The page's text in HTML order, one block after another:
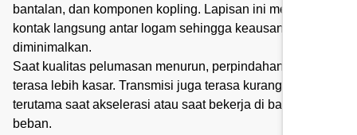
bantalan, dan komponen kopling. Lapisan ini mencegah
kontak langsung antar logam sehingga keausan dapat
diminimalkan.
Saat kualitas pelumasan menurun, perpindahan gigi bisa
terasa lebih kasar. Transmisi juga terasa kurang halus,
terutama saat akselerasi atau saat bekerja di bawah
beban.